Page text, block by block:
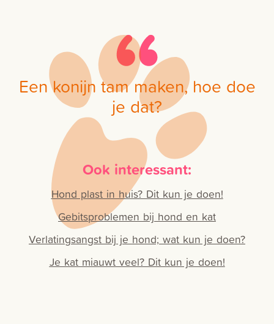
Een konijn tam maken, hoe doe
je dat?
Ook interessant:
Hond plast in huis? Dit kun je doen!
Gebitsproblemen bij hond en kat
Verlatingsangst bij je hond; wat kun je doen?
Je kat miauwt veel? Dit kun je doen!